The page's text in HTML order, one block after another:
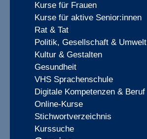
Kurse für Frauen
Kurse für aktive Senior:innen
Rat & Tat
Politik, Gesellschaft & Umwelt
Kultur & Gestalten
Gesundheit
VHS Sprachenschule
Digitale Kompetenzen & Beruf
Online-Kurse
Stichwortverzeichnis
Kurssuche